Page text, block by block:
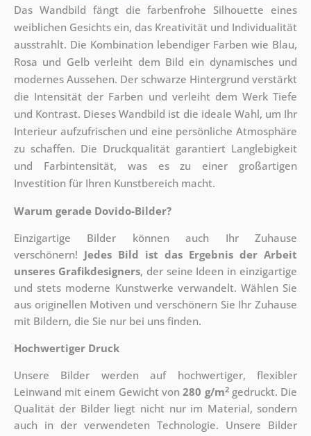
Das Wandbild fängt die farbenfrohe Silhouette eines
weiblichen Gesichts ein, das Kreativität und Individualität
ausstrahlt. Die Kombination lebendiger Farben wie Blau,
Rosa und Gelb verleiht dem Bild ein dynamisches und
modernes Aussehen. Der schwarze Hintergrund verstärkt
die Intensität der Farben und verleiht dem Werk Tiefe
und Kontrast. Dieses Wandbild ist die ideale Wahl, um Ihr
Interieur aufzufrischen und eine persönliche Atmosphäre
zu schaffen. Die Druckqualität garantiert Langlebigkeit
und Farbintensität, was es zu einer großartigen
Investition für Ihren Kunstbereich macht.
Warum gerade Dovido-Bilder?
Einzigartige Bilder können auch Ihr Zuhause
verschönern! Jedes Bild ist das Ergebnis der Arbeit
unseres Grafikdesigners, der seine Ideen in einzigartige
und stets moderne Kunstwerke verwandelt. Wählen Sie
aus originellen Motiven und verschönern Sie Ihr Zuhause
mit Bildern, die Sie nur bei uns finden.
Hochwertiger Druck
Unsere Bilder werden auf hochwertiger, flexibler
Leinwand mit einem Gewicht von280 g/m2gedruckt. Die
Qualität der Bilder liegt nicht nur im Material, sondern
auch in der verwendeten Technologie. Unsere Bilder